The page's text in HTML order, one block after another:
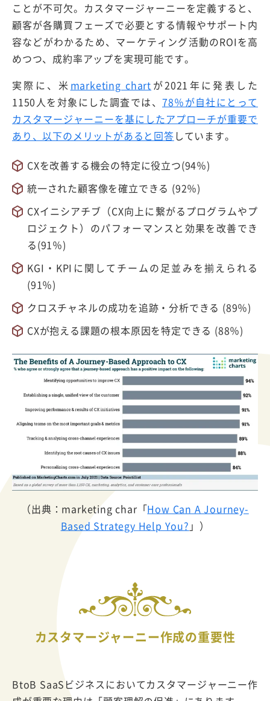
ことが不可欠。カスタマージャーニーを定義すると、
顧客が各購買フェーズで必要とする情報やサポート内
容などがわかるため、マーケティング活動のROIを高
めつつ、成約率アップを実現可能です。
実際に、米 marketing chart が2021年に発表した
1150人を対象にした調査では、 78％が自社にとって
カスタマージャーニーを基にしたアプローチが重要で
あり、以下のメリットがあると回答しています。
CXを改善する機会の特定に役立つ(94％)
統一された顧客像を確立できる (92％)
CXイニシアチブ（CX向上に繋がるプログラムやプ
ロジェクト）のパフォーマンスと効果を改善でき
る(91％)
KGI・KPIに関してチームの足並みを揃えられる
(91％)
クロスチャネルの成功を追跡・分析できる (89％)
CXが抱える課題の根本原因を特定できる (88％)
（出典：marketing char「How Can A Journey-
Based Strategy Help You? 」）
カスタマージャーニー作成の重要性
BtoB SaaSビジネスにおいてカスタマージャーニー作